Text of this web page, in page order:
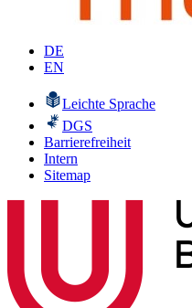
DE
EN
Leichte Sprache
DGS
Barrierefreiheit
Intern
Sitemap